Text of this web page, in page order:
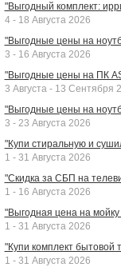
"Выгодный комплект:
4 - 18 Августа 2026
"Выгодные цены на
3 - 16 Августа 2026
"Выгодные цены на ПК
3 Августа - 13 Сентября
"Выгодные цены на
3 - 23 Августа 2026
"Купи стиральную и
1 - 31 Августа 2026
"Скидка за СБП на
1 - 16 Августа 2026
"Выгодная цена на
1 - 31 Августа 2026
"Купи комплект бытовой
1 - 31 Августа 2026